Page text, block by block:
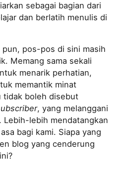
sebagai bagian dari
dan berlatih menulis di
pos-pos di sini masih
Memang sama sekali
menarik perhatian,
memantik minat
tidak boleh disebut
, yang melanggani
Lebih-lebih mendatangkan
bagi kami. Siapa yang
blog yang cenderung